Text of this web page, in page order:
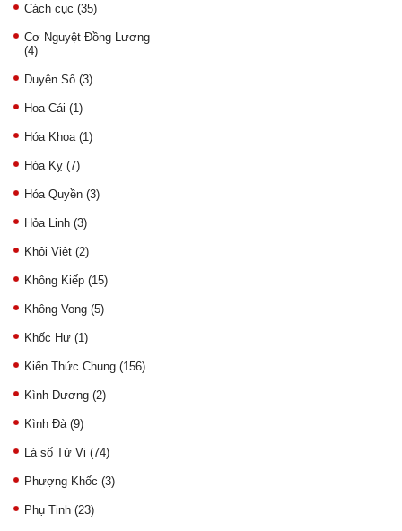
Cách cục (35)
Cơ Nguyệt Đồng Lương
(4)
Duyên Số (3)
Hoa Cái (1)
Hóa Khoa (1)
Hóa Kỵ (7)
Hóa Quyền (3)
Hỏa Linh (3)
Khôi Việt (2)
Không Kiếp (15)
Không Vong (5)
Khốc Hư (1)
Kiến Thức Chung (156)
Kình Dương (2)
Kình Đà (9)
Lá số Tử Vi (74)
Phượng Khốc (3)
Phụ Tinh (23)